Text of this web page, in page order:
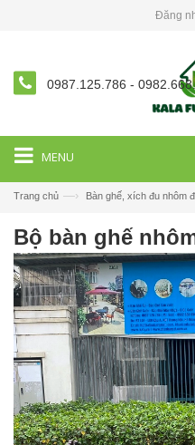
Đăng
0987.125.786 -
MENU
Trang chủ —› Bàn ghế, xích đu nhôm
Bộ bàn ghế